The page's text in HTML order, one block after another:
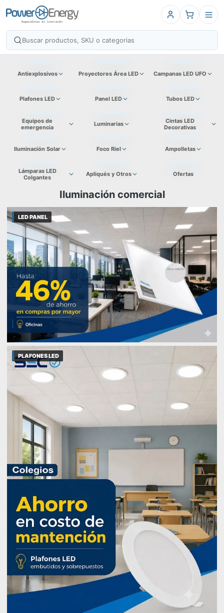
Antiexplosivos Proyectores Área LED Campanas LED UFO
Plafones LED Panel LED Tubos LED
Equipos de
emergencia
Luminarias
Cintas LED
Decorativas
Iluminación Solar Foco Riel Ampolletas
Lámparas LED
Colgantes
Apliqués y Otros Ofertas
Iluminación comercial
LED PANEL
PLAFONES LED